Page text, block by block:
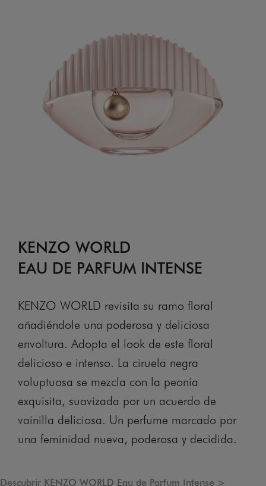
KENZO WORLD
EAU DE PARFUM INTENSE
KENZO WORLD revisita su ramo floral
añadiéndole una poderosa y deliciosa
envoltura. Adopta el look de este floral
delicioso e intenso. La ciruela negra
voluptuosa se mezcla con la peonía
exquisita, suavizada por un acuerdo de
vainilla deliciosa. Un perfume marcado por
una feminidad nueva, poderosa y decidida.
Descubrir KENZO WORLD Eau de Parfum Intense >